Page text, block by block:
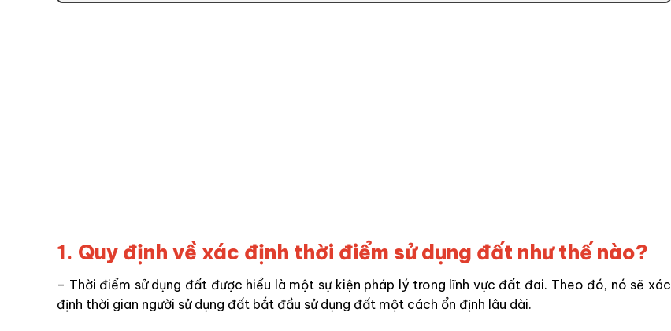
1. Quy định về xác định thời điểm sử dụng đất như thế nào?
– Thời điểm sử dụng đất được hiểu là một sự kiện pháp lý trong lĩnh vực đất đai. Theo đó, nó sẽ xác
định thời gian người sử dụng đất bắt đầu sử dụng đất một cách ổn định lâu dài.